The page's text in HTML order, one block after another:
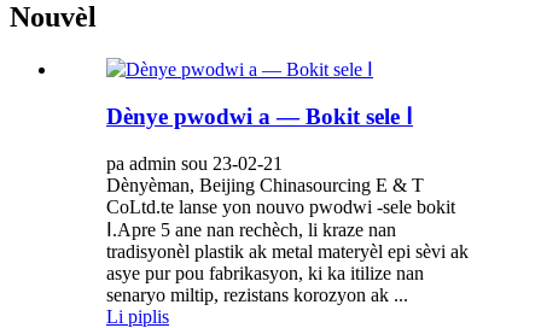
Nouvèl
Dènye pwodwi a — Bokit sele Ⅰ
pa admin sou 23-02-21
Dènyèman, Beijing Chinasourcing E & T
CoLtd.te lanse yon nouvo pwodwi -sele bokit
Ⅰ.Apre 5 ane nan rechèch, li kraze nan
tradisyonèl plastik ak metal materyèl epi sèvi ak
asye pur pou fabrikasyon, ki ka itilize nan
senaryo miltip, rezistans korozyon ak ...
Li piplis